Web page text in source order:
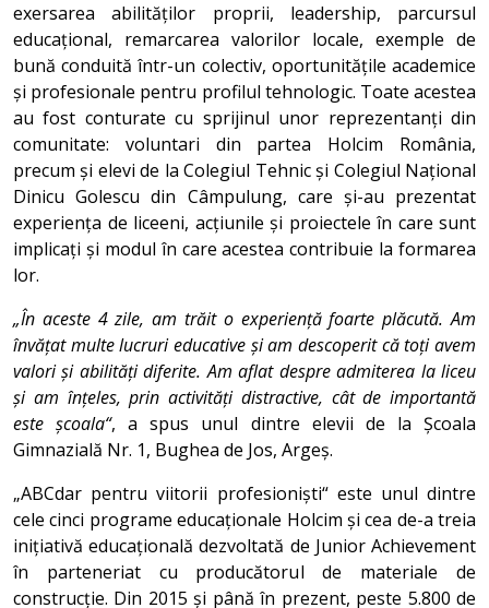
exersarea abilităților proprii, leadership, parcursul
educațional, remarcarea valorilor locale, exemple de
bună conduită într-un colectiv, oportunitățile academice
și profesionale pentru profilul tehnologic. Toate acestea
au fost conturate cu sprijinul unor reprezentanți din
comunitate: voluntari din partea Holcim România,
precum și elevi de la Colegiul Tehnic și Colegiul Național
Dinicu Golescu din Câmpulung, care și-au prezentat
experiența de liceeni, acțiunile și proiectele în care sunt
implicați și modul în care acestea contribuie la formarea
lor.
„În aceste 4 zile, am trăit o experiență foarte plăcută. Am
învățat multe lucruri educative și am descoperit că toți avem
valori și abilități diferite. Am aflat despre admiterea la liceu
și am înțeles, prin activități distractive, cât de importantă
este școala“, a spus unul dintre elevii de la Școala
Gimnazială Nr. 1, Bughea de Jos, Argeș.
„ABCdar pentru viitorii profesioniști“ este unul dintre
cele cinci programe educaționale Holcim și cea de-a treia
inițiativă educațională dezvoltată de Junior Achievement
în parteneriat cu producătorul de materiale de
construcție. Din 2015 și până în prezent, peste 5.800 de